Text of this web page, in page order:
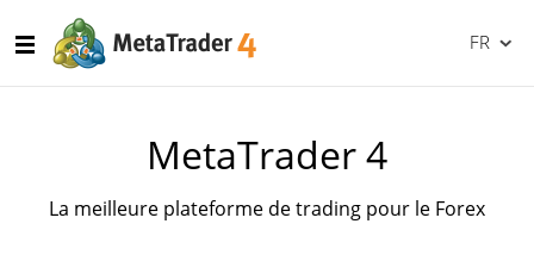
FR
MetaTrader 4
La meilleure plateforme de trading pour le Forex